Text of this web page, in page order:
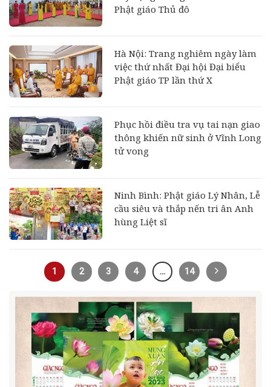
Phật giáo Thủ đô
Hà Nội: Trang nghiêm ngày làm
việc thứ nhất Đại hội Đại biểu
Phật giáo TP lần thứ X
Phục hồi điều tra vụ tai nạn giao
thông khiến nữ sinh ở Vĩnh Long
tử vong
Ninh Bình: Phật giáo Lý Nhân, Lễ
cầu siêu và thắp nến tri ân Anh
hùng Liệt sĩ
1 2 3 4 … 14